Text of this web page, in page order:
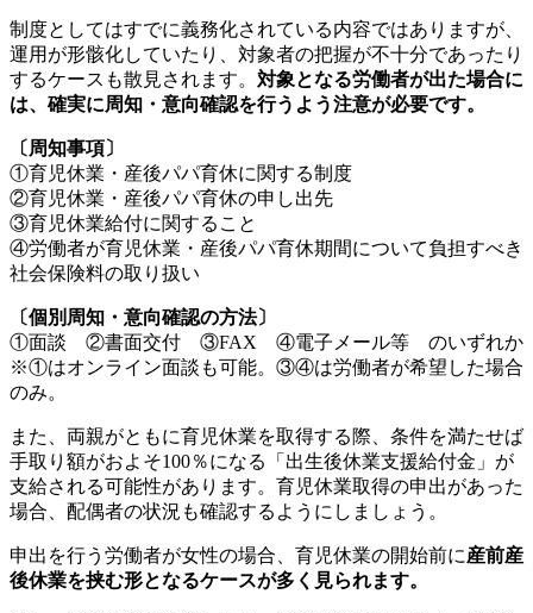
制度としてはすでに義務化されている内容ではありますが、
運用が形骸化していたり、対象者の把握が不十分であったり
するケースも散見されます。 対象となる労働者が出た場合に
は、確実に周知・意向確認を行うよう注意が必要です。
〔周知事項〕
①育児休業・産後パパ育休に関する制度
②育児休業・産後パパ育休の申し出先
③育児休業給付に関すること
④労働者が育児休業・産後パパ育休期間について負担すべき
社会保険料の取り扱い
〔個別周知・意向確認の方法〕
①面談 ②書面交付 ③FAX ④電子メール等 のいずれか
※①はオンライン面談も可能。③④は労働者が希望した場合
のみ。
また、両親がともに育児休業を取得する際、条件を満たせば
手取り額がおよそ100％になる「出生後休業支援給付金」が
支給される可能性があります。育児休業取得の申出があった
場合、配偶者の状況も確認するようにしましょう。
申出を行う労働者が女性の場合、育児休業の開始前に産前産
後休業を挟む形となるケースが多く見られます。